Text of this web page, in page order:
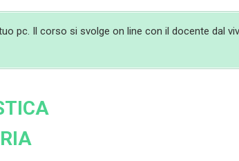
pc. Il corso si svolge on line con il docente dal